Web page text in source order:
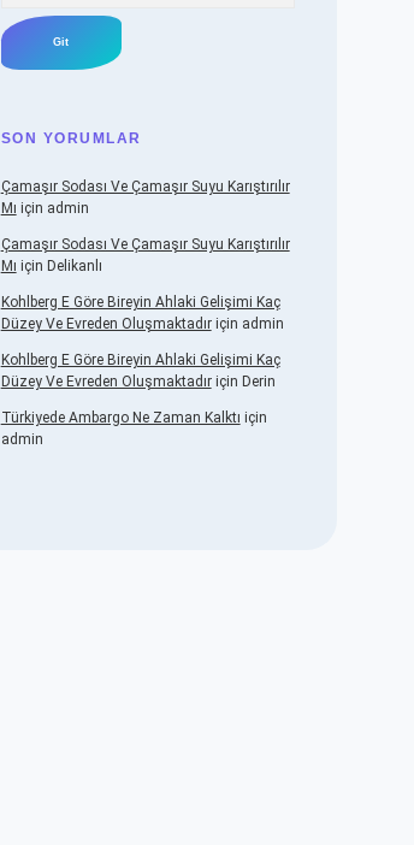
SON YORUMLAR
Çamaşır Sodası Ve Çamaşır Suyu Karıştırılır
Mı için admin
Çamaşır Sodası Ve Çamaşır Suyu Karıştırılır
Mı için Delikanlı
Kohlberg E Göre Bireyin Ahlaki Gelişimi Kaç
Düzey Ve Evreden Oluşmaktadıriçin admin
Kohlberg E Göre Bireyin Ahlaki Gelişimi Kaç
Düzey Ve Evreden Oluşmaktadıriçin Derin
Türkiyede Ambargo Ne Zaman Kalktı için
admin